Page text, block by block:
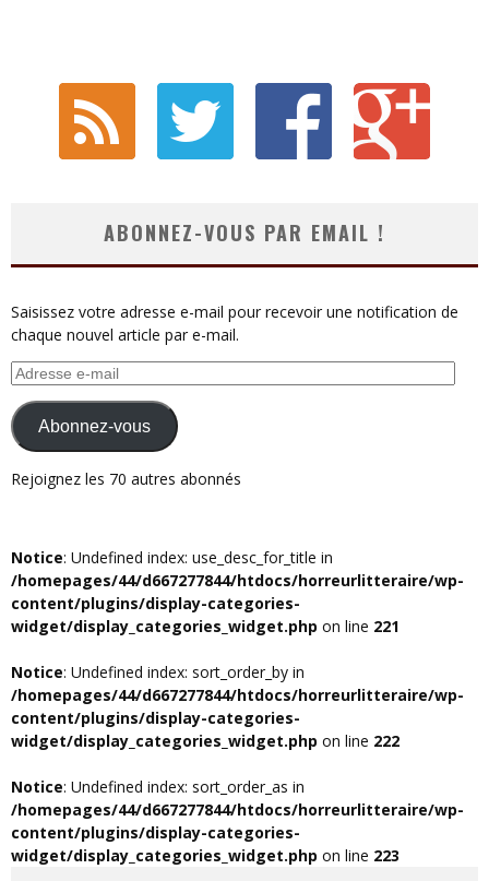
ABONNEZ-VOUS PAR EMAIL !
Saisissez votre adresse e-mail pour recevoir une notification de
chaque nouvel article par e-mail.
Adresse
mail Abonnez-vous
Rejoignez les 70 autres abonnés
Notice: Undefined index: use_desc_for_title in
/homepages/44/d667277844/htdocs/horreurlitteraire/wp-
content/plugins/display-categories-
widget/display_categories_widget.php on line 221
Notice: Undefined index: sort_order_by in
/homepages/44/d667277844/htdocs/horreurlitteraire/wp-
content/plugins/display-categories-
widget/display_categories_widget.php on line 222
Notice: Undefined index: sort_order_as in
/homepages/44/d667277844/htdocs/horreurlitteraire/wp-
content/plugins/display-categories-
widget/display_categories_widget.php on line 223